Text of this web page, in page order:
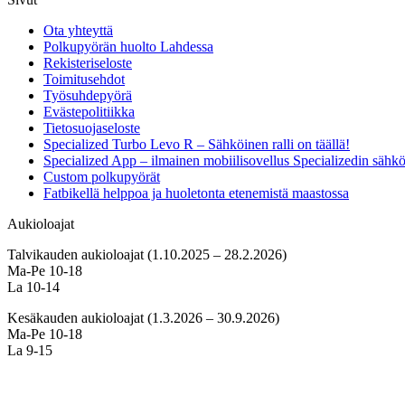
Ota yhteyttä
Polkupyörän huolto Lahdessa
Rekisteriseloste
Toimitusehdot
Työsuhdepyörä
Evästepolitiikka
Tietosuojaseloste
Specialized Turbo Levo R – Sähköinen ralli on täällä!
Specialized App – ilmainen mobiilisovellus Specializedin
Custom polkupyörät
Fatbikellä helppoa ja huoletonta etenemistä maastossa
Aukioloajat
Talvikauden aukioloajat (1.10.2025 – 28.2.2026)
Ma-Pe 10-18
La 10-14
Kesäkauden aukioloajat (1.3.2026 – 30.9.2026)
Ma-Pe 10-18
La 9-15